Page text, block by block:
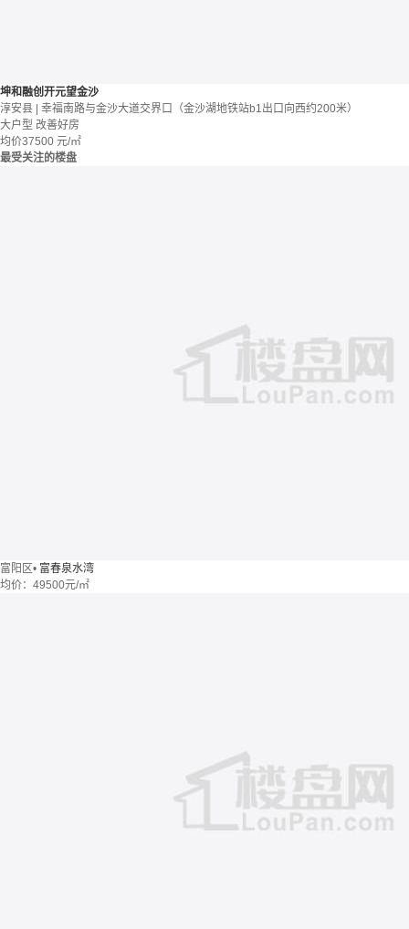
坤和融创开元望金沙
淳安县 | 幸福南路与金沙大道交界口（金沙湖地铁站b1出口向西约200米）
大户型 改善好房
均价37500 元/㎡
最受关注的楼盘
富阳区• 富春泉水湾
均价： 49500元/㎡